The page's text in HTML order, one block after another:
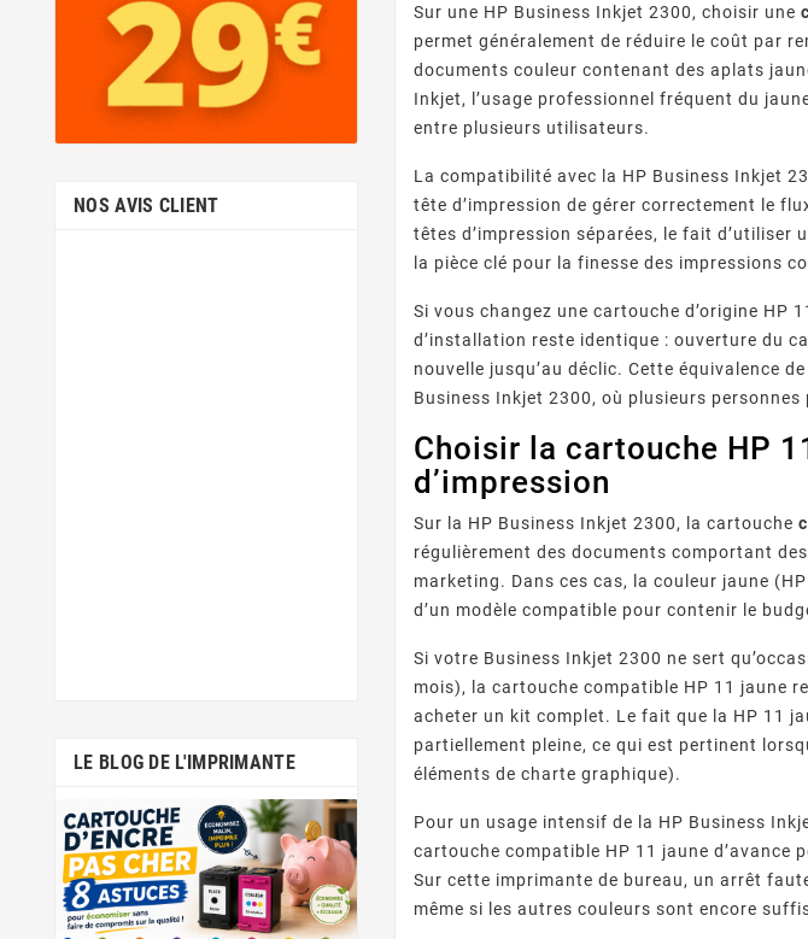
NOS AVIS CLIENT
LE BLOG DE L'IMPRIMANTE
Sur une HP Business Inkjet 2300, choisir une
permet généralement de réduire le coût par
documents couleur contenant des aplats
Inkjet, l’usage professionnel fréquent du
entre plusieurs utilisateurs.
La compatibilité avec la HP Business Inkjet
tête d’impression de gérer correctement le
têtes d’impression séparées, le fait
la pièce clé pour la finesse des impressions
Si vous changez une cartouche d’origine HP
d’installation reste identique : ouverture du
nouvelle jusqu’au déclic. Cette équivalence
Business Inkjet 2300, où plusieurs
Choisir la cartouche HP
d’impression
Sur la HP Business Inkjet 2300, la cartouche
régulièrement des documents comportant
marketing. Dans ces cas, la couleur jaune
d’un modèle compatible pour contenir le
Si votre Business Inkjet 2300 ne sert
mois), la cartouche compatible HP 11 jaune
acheter un kit complet. Le fait que la HP 11
partiellement pleine, ce qui est pertinent
éléments de charte graphique).
Pour un usage intensif de la HP Business
cartouche compatible HP 11 jaune d’avance
Sur cette imprimante de bureau, un arrêt
même si les autres couleurs sont encore